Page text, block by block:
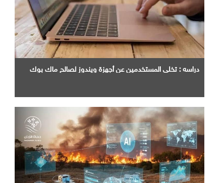
دراسه : تخلي المستخدمين عن أجهزة ويندوز لصالح ماك بوك